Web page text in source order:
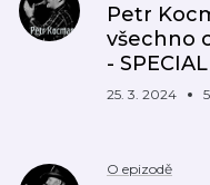
Petr
všechno
-
25. 3. 2024
O epizodě